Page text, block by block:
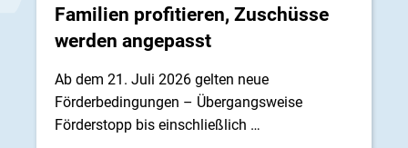
Familien profitieren, Zuschüsse
werden angepasst
Ab dem 21. Juli 2026 gelten neue
Förderbedingungen – Übergangsweise
Förderstopp bis einschließlich …